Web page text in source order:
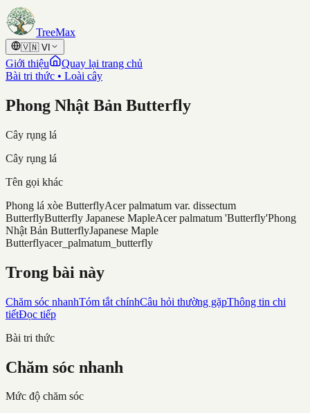
Skip to content
TreeMax
🇻🇳 VI
Giới thiệu
Quay lại trang chủ
Bài tri thức • Loài cây
Phong Nhật Bản Butterfly
Cây rụng lá
Cây rụng lá
Tên gọi khác
Phong lá xòe ButterflyAcer palmatum var. dissectum
ButterflyButterfly Japanese MapleAcer palmatum 'Butterfly'Phong
Nhật Bản ButterflyJapanese Maple
Butterflyacer_palmatum_butterfly
Trong bài này
Chăm sóc nhanhTóm tắt chínhCâu hỏi thường gặpThông tin chi
tiếtĐọc tiếp
Bài tri thức
Chăm sóc nhanh
Mức độ chăm sóc